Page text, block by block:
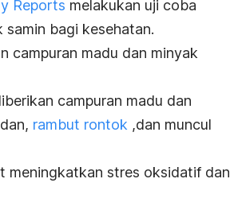
Reports melakukan uji coba
bagi kesehatan.
campuran madu dan minyak
campuran madu dan
rambut rontok ,dan muncul
meningkatkan stres oksidatif dan